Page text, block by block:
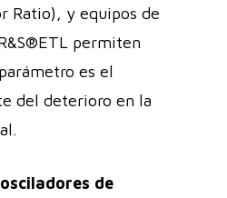
Ratio), y equipos de
permiten
es el
del deterioro en la
de